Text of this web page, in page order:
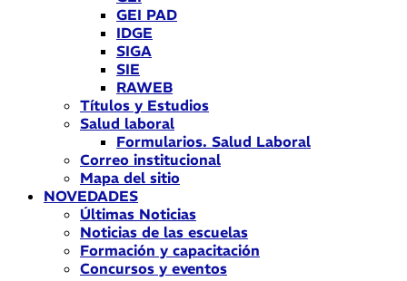
GEI PAD
IDGE
SIGA
SIE
RAWEB
Títulos y Estudios
Salud laboral
Formularios. Salud Laboral
Correo institucional
Mapa del sitio
NOVEDADES
Últimas Noticias
Noticias de las escuelas
Formación y capacitación
Concursos y eventos